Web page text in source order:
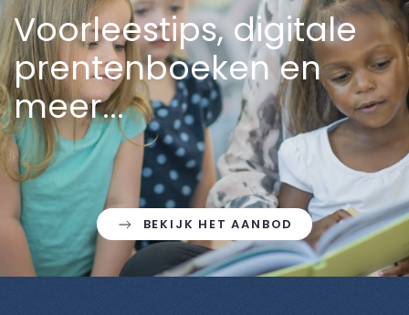
Voorleestips, digitale
prentenboeken en
meer...
BEKIJK HET AANBOD